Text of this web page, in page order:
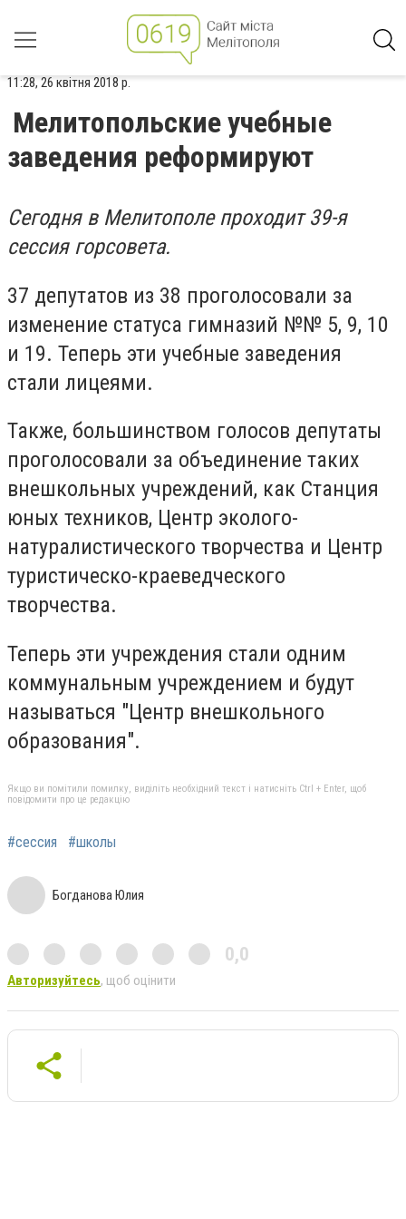
11:28, 26 квітня 2018 р.
Мелитопольские учебные
заведения реформируют
Сегодня в Мелитополе проходит 39-я
сессия горсовета.
37 депутатов из 38 проголосовали за
изменение статуса гимназий №№ 5, 9, 10
и 19. Теперь эти учебные заведения
стали лицеями.
Также, большинством голосов депутаты
проголосовали за объединение таких
внешкольных учреждений, как Станция
юных техников, Центр эколого-
натуралистического творчества и Центр
туристическо-краеведческого
творчества.
Теперь эти учреждения стали одним
коммунальным учреждением и будут
называться "Центр внешкольного
образования".
Якщо ви помітили помилку, виділіть необхідний текст і натисніть Ctrl + Enter, щоб
повідомити про це редакцію
#сессия #школы
Богданова Юлия
0,0
Авторизуйтесь, щоб оцінити